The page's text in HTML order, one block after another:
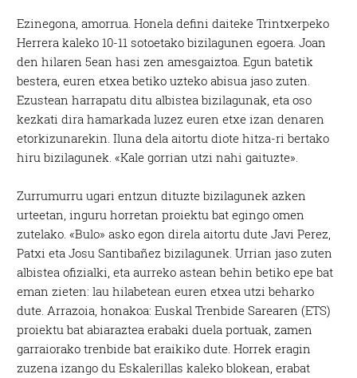
Ezinegona, amorrua. Honela defini daiteke Trintxerpeko
Herrera kaleko 10-11 sotoetako bizilagunen egoera. Joan
den hilaren 5ean hasi zen amesgaiztoa. Egun batetik
bestera, euren etxea betiko uzteko abisua jaso zuten.
Ezustean harrapatu ditu albistea bizilagunak, eta oso
kezkati dira hamarkada luzez euren etxe izan denaren
etorkizunarekin. Iluna dela aitortu diote hitza-ri bertako
hiru bizilagunek. «Kale gorrian utzi nahi gaituzte».
Zurrumurru ugari entzun dituzte bizilagunek azken
urteetan, inguru horretan proiektu bat egingo omen
zutelako. «Bulo» asko egon direla aitortu dute Javi Perez,
Patxi eta Josu Santibañez bizilagunek. Urrian jaso zuten
albistea ofizialki, eta aurreko astean behin betiko epe bat
eman zieten: lau hilabetean euren etxea utzi beharko
dute. Arrazoia, honakoa: Euskal Trenbide Sarearen (ETS)
proiektu bat abiaraztea erabaki duela portuak, zamen
garraiorako trenbide bat eraikiko dute. Horrek eragin
zuzena izango du Eskalerillas kaleko blokean, erabat